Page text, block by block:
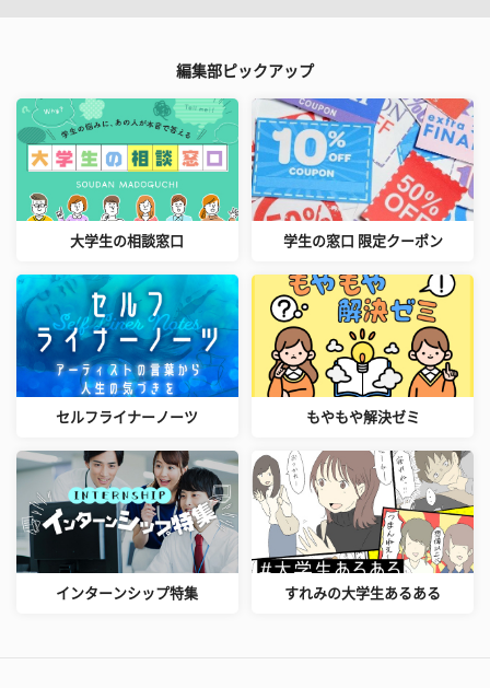
編集部ピックアップ
大学生の相談窓口 学生の窓口 限定クーポン
セルフライナーノーツ もやもや解決ゼミ
インターンシップ特集 すれみの大学生あるある